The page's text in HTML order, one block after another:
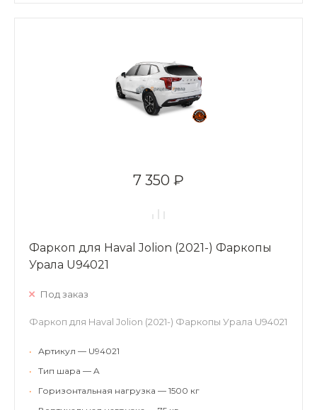
7 350 ₽
Фаркоп для Haval Jolion (2021-) Фаркопы
Урала U94021
Под заказ
Фаркоп для Haval Jolion (2021-) Фаркопы Урала U94021
•
Артикул — U94021
•
Тип шара — A
•
Горизонтальная нагрузка — 1500 кг